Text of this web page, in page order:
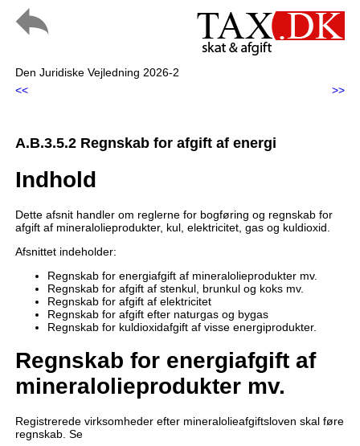
Den Juridiske Vejledning 2026-2
<<
>>
A.B.3.5.2 Regnskab for afgift af energi
Indhold
Dette afsnit handler om reglerne for bogføring og regnskab for
afgift af mineralolieprodukter, kul, elektricitet, gas og kuldioxid.
Afsnittet indeholder:
Regnskab for energiafgift af mineralolieprodukter mv.
Regnskab for afgift af stenkul, brunkul og koks mv.
Regnskab for afgift af elektricitet
Regnskab for afgift efter naturgas og bygas
Regnskab for kuldioxidafgift af visse energiprodukter.
Regnskab for energiafgift af
mineralolieprodukter mv.
Registrerede virksomheder efter mineralolieafgiftsloven skal føre
regnskab. Se